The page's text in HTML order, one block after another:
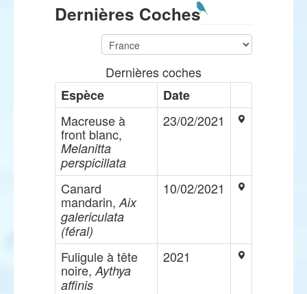
Dernières Coches
Dernières coches
Espèce
Date
Macreuse à
front blanc,
Melanitta
perspicillata
23/02/2021
Canard
mandarin, Aix
galericulata
(féral)
10/02/2021
Fuligule à tête
noire, Aythya
affinis
2021